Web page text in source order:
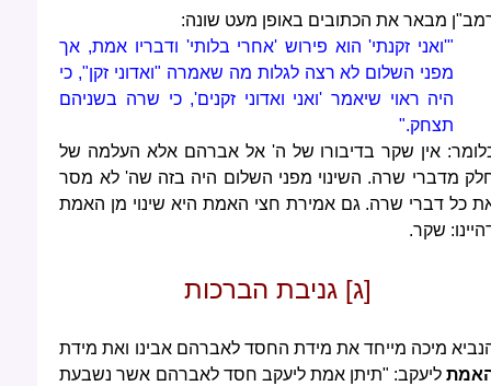
מבאר את הכתובים באופן מעט שונה:
"'ואני זקנתי' הוא פירוש 'אחרי בלותי' ודבריו אמת, אך
מפני השלום לא רצה לגלות מה שאמרה "ואדוני זקן", כי
היה ראוי שיאמר 'ואני ואדוני זקנים', כי שרה בשניהם
תצחק."
אין שקר בדיבורו של ה' אל אברהם אלא העלמה של
מדברי שרה. השינוי מפני השלום היה בזה שה' לא מסר
כל דברי שרה. גם אמירת חצי האמת היא שינוי מן האמת
שקר.
[ג] גניבת הברכות
מיכה מייחד את מידת החסד לאברהם אבינו ואת מידת
ליעקב: "תיתן אמת ליעקב חסד לאברהם אשר נשבעת